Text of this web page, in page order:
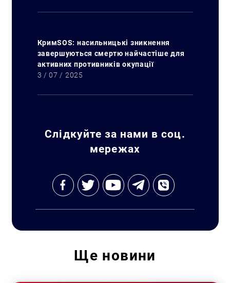
КримSOS: насильницькі зникнення
завершуються смертю найчастіше для
активних противників окупації
3 / 07 / 2025
Слідкуйте за нами в соц.
мережах
Ще новини